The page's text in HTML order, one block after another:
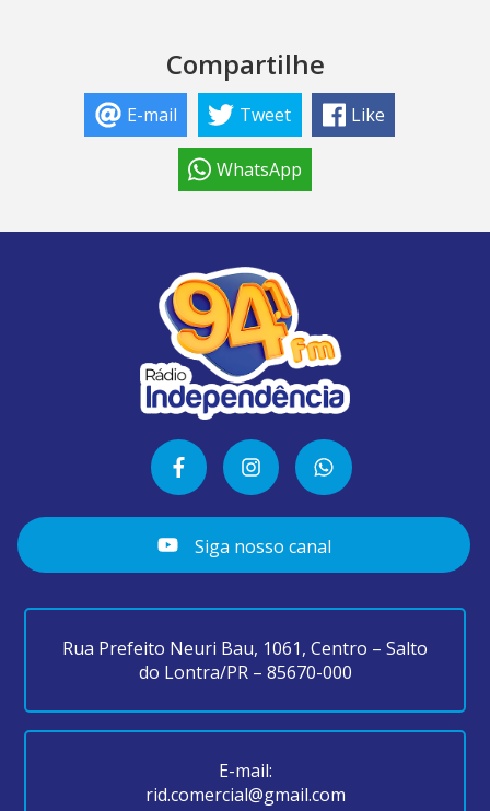
Compartilhe
E-mail Tweet Like
WhatsApp
Siga nosso canal
Rua Prefeito Neuri Bau, 1061, Centro – Salto
do Lontra/PR – 85670-000
E-mail:
rid.comercial@gmail.com